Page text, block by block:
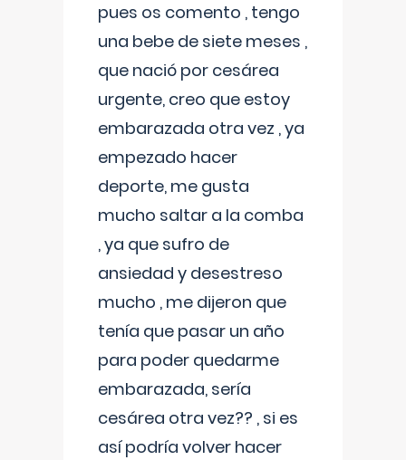
pues os comento , tengo
una bebe de siete meses ,
que nació por cesárea
urgente, creo que estoy
embarazada otra vez , ya
empezado hacer
deporte, me gusta
mucho saltar a la comba
, ya que sufro de
ansiedad y desestreso
mucho , me dijeron que
tenía que pasar un año
para poder quedarme
embarazada, sería
cesárea otra vez?? , si es
así podría volver hacer